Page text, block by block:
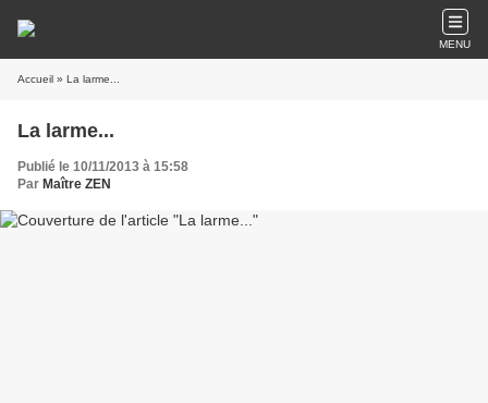
MENU
Accueil » La larme...
La larme...
Publié le 10/11/2013 à 15:58
Par Maître ZEN